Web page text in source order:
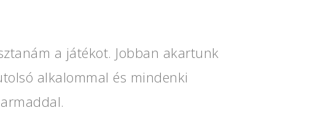
a játékot. Jobban akartunk
alkalommal és mindenki